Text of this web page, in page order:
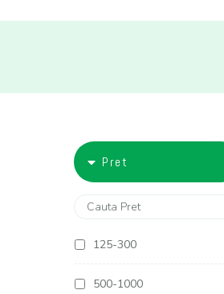
Pret
125-300
500-1000